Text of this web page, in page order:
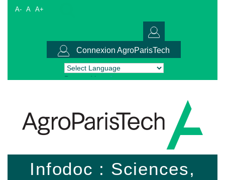
A- A A+
Connexion AgroParisTech
Powered by Translate
Infodoc : Sciences,